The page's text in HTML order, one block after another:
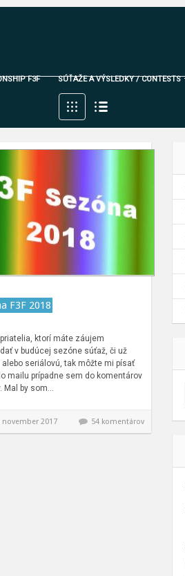
F3F SÚŤAŽE A VÝSLEDKY / CONTESTS
F3F 2018
ktorí máte záujem
v budúcej sezóne súťaž, či už
alebo seriálovú, tak môžte mi písať
mailu prípadne sem do komentárov
Mal by som…
november 2017 54 komentárov